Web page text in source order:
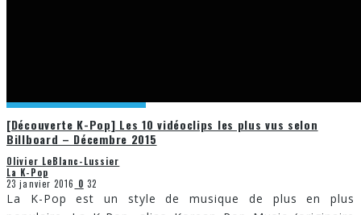
[Découverte K-Pop] Les 10 vidéoclips les plus vus selon
Billboard – Décembre 2015
Olivier LeBlanc-Lussier
La K-Pop
23 janvier 2016 0 32
La K-Pop est un style de musique de plus en plus